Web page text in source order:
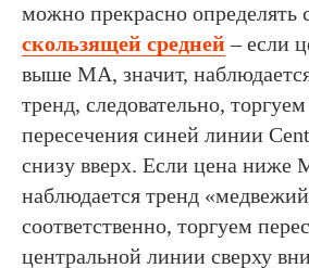
можно прекрасно
скользящей средней – если
выше МА, значит,
тренд, следовательно,
пересечения синей линии
снизу вверх. Если цена ниже
наблюдается тренд
соответственно, торгуем
центральной линии сверху